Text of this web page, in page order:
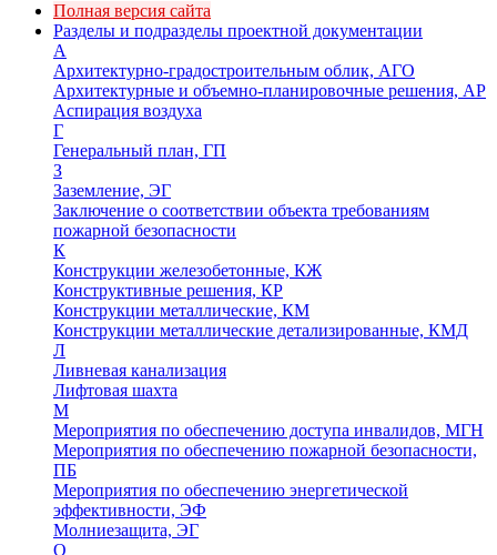
Полная версия сайта
Разделы и подразделы проектной документации
А
Архитектурно-градостроительным облик, АГО
Архитектурные и объемно-планировочные решения, АР
Аспирация воздуха
Г
Генеральный план, ГП
З
Заземление, ЭГ
Заключение о соответствии объекта требованиям
пожарной безопасности
К
Конструкции железобетонные, КЖ
Конструктивные решения, КР
Конструкции металлические, КМ
Конструкции металлические детализированные, КМД
Л
Ливневая канализация
Лифтовая шахта
М
Мероприятия по обеспечению доступа инвалидов, МГН
Мероприятия по обеспечению пожарной безопасности,
ПБ
Мероприятия по обеспечению энергетической
эффективности, ЭФ
Молниезащита, ЭГ
О